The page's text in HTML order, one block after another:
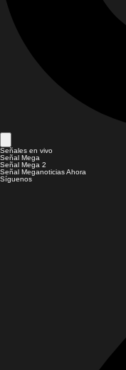
Señales en vivo
Señal Mega
Señal Mega 2
Señal Meganoticias Ahora
Síguenos